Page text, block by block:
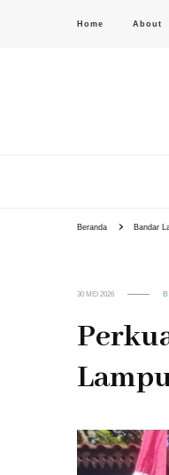
Home About
Beranda Bandar
30 MEI 2026